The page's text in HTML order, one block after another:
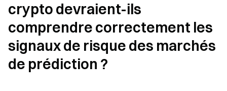
crypto devraient-ils
comprendre correctement les
signaux de risque des marchés
de prédiction ?